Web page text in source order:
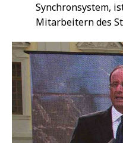
Synchronsystem,
Mitarbeitern des